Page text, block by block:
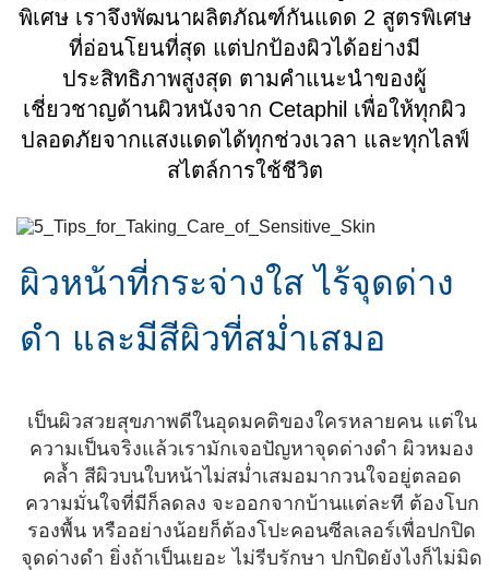
พิเศษ เราจึงพัฒนาผลิตภัณฑ์กันแดด 2 สูตรพิเศษ
ที่อ่อนโยนที่สุด แต่ปกป้องผิวได้อย่างมี
ประสิทธิภาพสูงสุด ตามคำแนะนำของผู้
เชี่ยวชาญด้านผิวหนังจาก Cetaphil เพื่อให้ทุกผิว
ปลอดภัยจากแสงแดดได้ทุกช่วงเวลา และทุกไลฟ์
สไตล์การใช้ชีวิต
ผิวหน้าที่กระจ่างใส ไร้จุดด่าง
ดำ และมีสีผิวที่สม่ำเสมอ
เป็นผิวสวยสุขภาพดีในอุดมคติของใครหลายคน แต่ใน
ความเป็นจริงแล้วเรามักเจอปัญหาจุดด่างดำ ผิวหมอง
คล้ำ สีผิวบนใบหน้าไม่สม่ำเสมอมากวนใจอยู่ตลอด
ความมั่นใจที่มีก็ลดลง จะออกจากบ้านแต่ละที ต้องโบก
รองพื้น หรืออย่างน้อยก็ต้องโปะคอนซีลเลอร์เพื่อปกปิด
จุดด่างดำ ยิ่งถ้าเป็นเยอะ ไม่รีบรักษา ปกปิดยังไงก็ไม่มิด